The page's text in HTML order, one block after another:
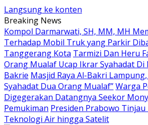
Langsung ke konten
Breaking News
Kompol Darmarwati, SH, MM, MH
Terhadap Mobil Truk yang Parkir
Tanggerang Kota Tarmizi Dan Heru
Orang Mualaf Ucap Ikrar Syahadat Di
Bakrie Masjid Raya Al-Bakri
Syahadat Dua Orang Mualaf”Warga
Digegerakan Datangnya Seekor
Pemukiman Presiden Prabowo Tinjau
Teknologi Air hingga Satelit